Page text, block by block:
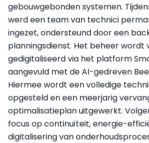
gebouwgebonden systemen.
werd een team van technici
ingezet, ondersteund door een
planningsdienst. Het beheer wordt
gedigitaliseerd via het platform
aangevuld met de AI-gedreven
Hiermee wordt een volledige
opgesteld en een meerjarig
optimalisatieplan uitgewerkt.
focus op continuïteit, energie-
digitalisering van